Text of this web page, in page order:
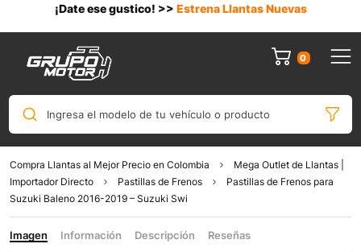
¡Date ese gustico! >> Estrena Llantas Nuevas
0
Ingresa el modelo de tu vehículo o producto
Compra Llantas al Mejor Precio en Colombia
Mega Outlet de Llantas |
Importador Directo
Pastillas de Frenos
Pastillas de Frenos para
Suzuki Baleno 2016-2019 – Suzuki Swi
Imagen Información Descripción Reseñas